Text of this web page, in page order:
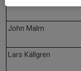
John Malm
Lars Källgren